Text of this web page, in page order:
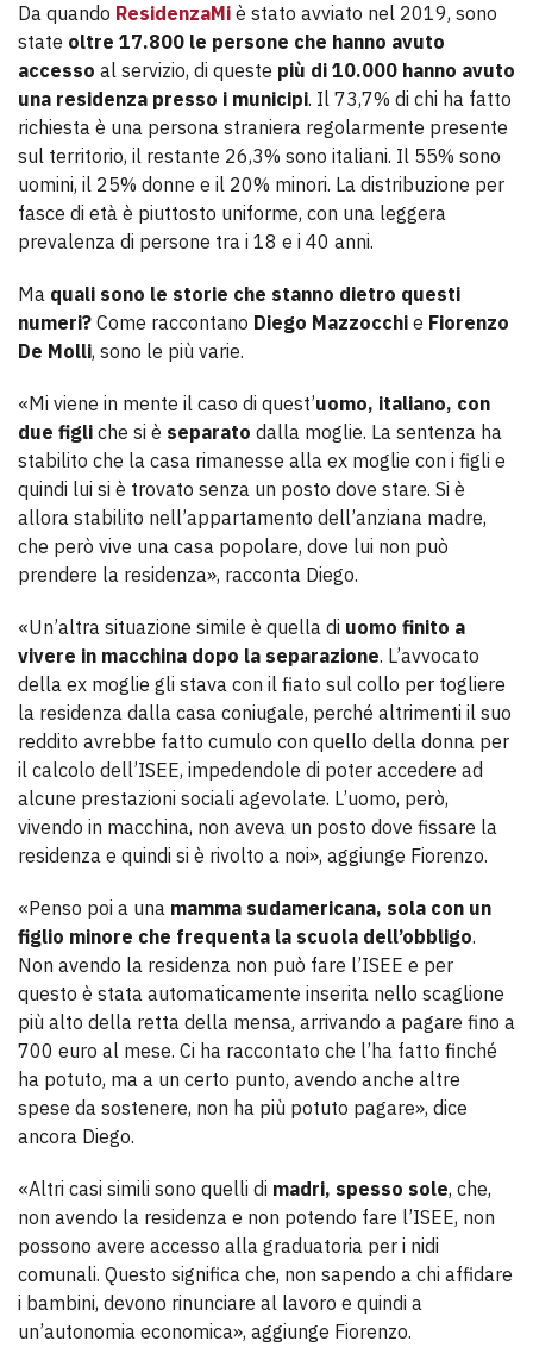
Da quando ResidenzaMi è stato avviato nel 2019, sono
state oltre 17.800 le persone che hanno avuto
accesso al servizio, di queste più di 10.000 hanno avuto
una residenza presso i municipi. Il 73,7% di chi ha fatto
richiesta è una persona straniera regolarmente presente
sul territorio, il restante 26,3% sono italiani. Il 55% sono
uomini, il 25% donne e il 20% minori. La distribuzione per
fasce di età è piuttosto uniforme, con una leggera
prevalenza di persone tra i 18 e i 40 anni.
Ma quali sono le storie che stanno dietro questi
numeri? Come raccontano Diego Mazzocchi e Fiorenzo
De Molli, sono le più varie.
«Mi viene in mente il caso di quest’uomo, italiano, con
due figli che si è separato dalla moglie. La sentenza ha
stabilito che la casa rimanesse alla ex moglie con i figli e
quindi lui si è trovato senza un posto dove stare. Si è
allora stabilito nell’appartamento dell’anziana madre,
che però vive una casa popolare, dove lui non può
prendere la residenza», racconta Diego.
«Un’altra situazione simile è quella di uomo finito a
vivere in macchina dopo la separazione. L’avvocato
della ex moglie gli stava con il fiato sul collo per togliere
la residenza dalla casa coniugale, perché altrimenti il suo
reddito avrebbe fatto cumulo con quello della donna per
il calcolo dell’ISEE, impedendole di poter accedere ad
alcune prestazioni sociali agevolate. L’uomo, però,
vivendo in macchina, non aveva un posto dove fissare la
residenza e quindi si è rivolto a noi», aggiunge Fiorenzo.
«Penso poi a una mamma sudamericana, sola con un
figlio minore che frequenta la scuola dell’obbligo.
Non avendo la residenza non può fare l’ISEE e per
questo è stata automaticamente inserita nello scaglione
più alto della retta della mensa, arrivando a pagare fino a
700 euro al mese. Ci ha raccontato che l’ha fatto finché
ha potuto, ma a un certo punto, avendo anche altre
spese da sostenere, non ha più potuto pagare», dice
ancora Diego.
«Altri casi simili sono quelli di madri, spesso sole, che,
non avendo la residenza e non potendo fare l’ISEE, non
possono avere accesso alla graduatoria per i nidi
comunali. Questo significa che, non sapendo a chi affidare
i bambini, devono rinunciare al lavoro e quindi a
un’autonomia economica», aggiunge Fiorenzo.